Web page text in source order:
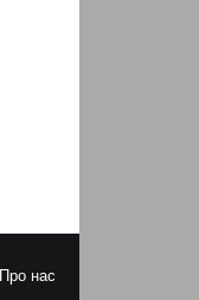
Про нас